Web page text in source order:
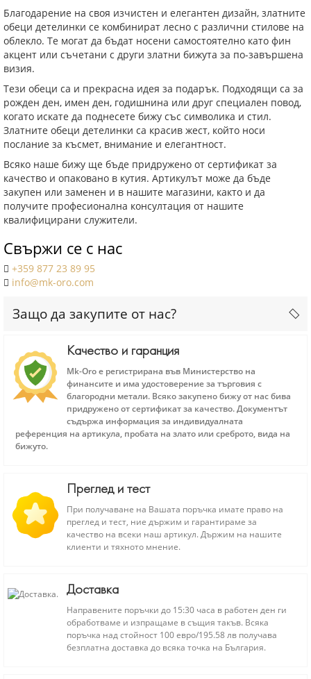
Благодарение на своя изчистен и елегантен дизайн, златните
обеци детелинки се комбинират лесно с различни стилове на
облекло. Те могат да бъдат носени самостоятелно като фин
акцент или съчетани с други златни бижута за по-завършена
визия.
Тези обеци са и прекрасна идея за подарък. Подходящи са за
рожден ден, имен ден, годишнина или друг специален повод,
когато искате да поднесете бижу със символика и стил.
Златните обеци детелинки са красив жест, който носи
послание за късмет, внимание и елегантност.
Всяко наше бижу ще бъде придружено от сертификат за
качество и опаковано в кутия. Артикулът може да бъде
закупен или заменен и в нашите магазини, както и да
получите професионална консултация от нашите
квалифицирани служители.
Свържи се с нас
+359 877 23 89 95
info@mk-oro.com
Защо да закупите от нас?
Качество и гаранция
Mk-Oro е регистрирана във Министерство на
финансите и има удостоверение за търговия с
благородни метали. Всяко закупено бижу от нас бива
придружено от сертификат за качество. Документът
съдържа информация за индивидуалната
референция на артикула, пробата на злато или среброто, вида на
бижуто.
Преглед и тест
При получаване на Вашата поръчка имате право на
преглед и тест, ние държим и гарантираме за
качество на всеки наш артикул. Държим на нашите
клиенти и тяхното мнение.
Доставка
Направените поръчки до 15:30 часа в работен ден ги
обработваме и изпращаме в същия такъв. Всяка
поръчка над стойност 100 евро/195.58 лв получава
безплатна доставка до всяка точка на България.